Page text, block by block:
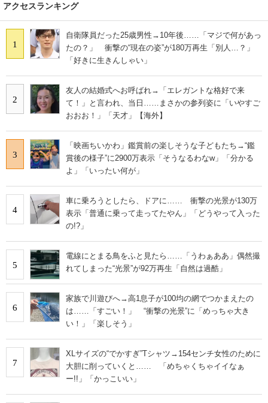
アクセスランキング
1
自衛隊員だった25歳男性→10年後……「マジで何があっ
たの？」 衝撃の“現在の姿”が180万再生「別人…？」
「好きに生きんしゃい」
2
友人の結婚式へお呼ばれ→「エレガントな格好で来
て！」と言われ、当日……まさかの参列姿に「いやすご
おおお！」「天才」【海外】
3
「映画ちいかわ」鑑賞前の楽しそうな子どもたち→“鑑
賞後の様子”に2900万表示「そうなるわなw」「分かる
よ」「いったい何が」
4
車に乗ろうとしたら、ドアに…… 衝撃の光景が130万
表示「普通に乗って走ってたやん」「どうやって入った
の!?」
5
電線にとまる鳥をふと見たら……「うわぁああ」偶然撮
れてしまった“光景”が92万再生「自然は過酷」
6
家族で川遊びへ→高1息子が100均の網でつかまえたの
は……「すごい！」 “衝撃の光景”に「めっちゃ大き
い！」「楽しそう」
7
XLサイズの“でかすぎ”Tシャツ→154センチ女性のために
大胆に削っていくと…… 「めちゃくちゃイイなぁ
ー!!」「かっこいい」